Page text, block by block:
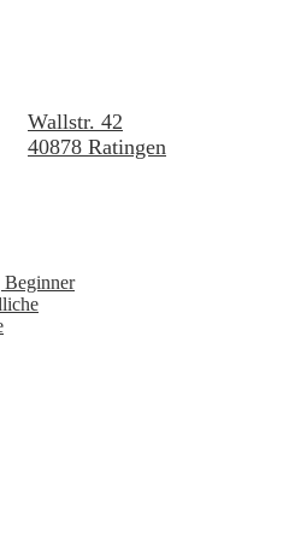
Wallstr. 42
40878 Ratingen
Beginner